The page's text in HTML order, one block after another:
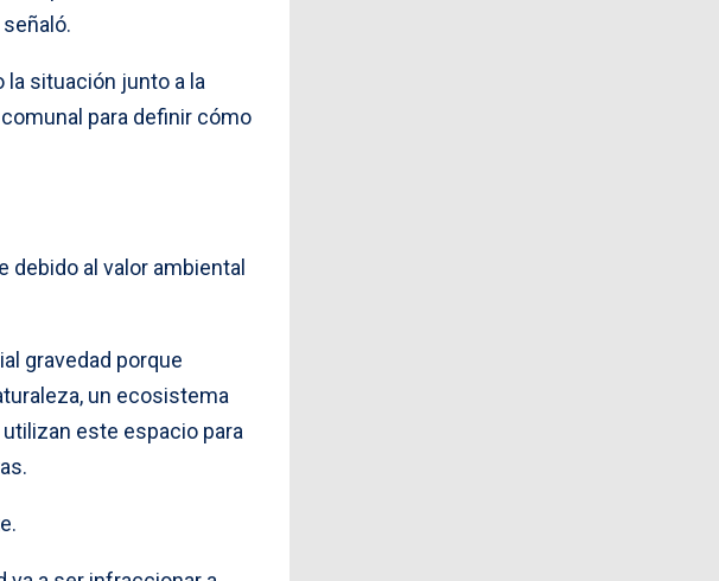
la situación junto a la
para definir cómo
debido al valor ambiental
gravedad porque
un ecosistema
este espacio para